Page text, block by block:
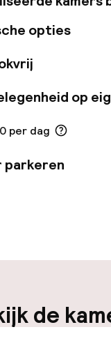
opties
op
per dag
parkeren
mogelijk
mogelijk
de